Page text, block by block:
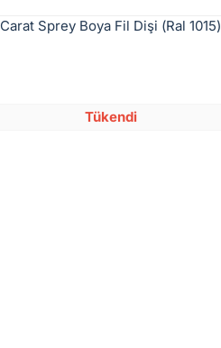
Carat Sprey Boya Fil Dişi (Ral 1015)
Tükendi